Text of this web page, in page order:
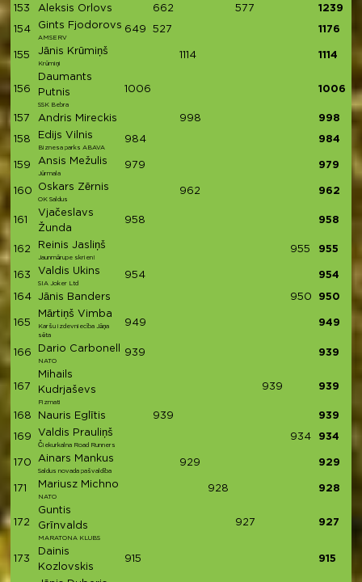
153 Aleksis Orlovs 662 577 1239
154 Gints Fjodorovs
AMSERV
649 527 1176
155 Jānis Krūmiņš
Krūmiņi
1114 1114
156
Daumants
Putnis
SSK Bebra
1006 1006
157 Andris Mireckis 998 998
158 Edijs Vilnis
Biznesa parks ABAVA
984 984
159 Ansis Mežulis
Jūrmala
979 979
160 Oskars Zērnis
OK Saldus
962 962
161
Vjačeslavs
Žunda
958 958
162 Reinis Jasliņš
Jaunmārupe skrien!
955 955
163 Valdis Ukins
SIA Joker Ltd
954 954
164 Jānis Banders 950 950
165
Mārtiņš Vimba
Karšu izdevniecība Jāņa
sēta
949 949
166 Dario Carbonell
NATO
939 939
167
Mihails
Kudrjaševs
Fizmati
939 939
168 Nauris Eglītis 939 939
169 Valdis Prauliņš
Čiekurkalna Road Runners
934 934
170 Ainars Mankus
Saldus novada pašvaldība
929 929
171 Mariusz Michno
NATO
928 928
172
Guntis
Grīnvalds
MARATONA KLUBS
927 927
173
Dainis
Kozlovskis
915 915